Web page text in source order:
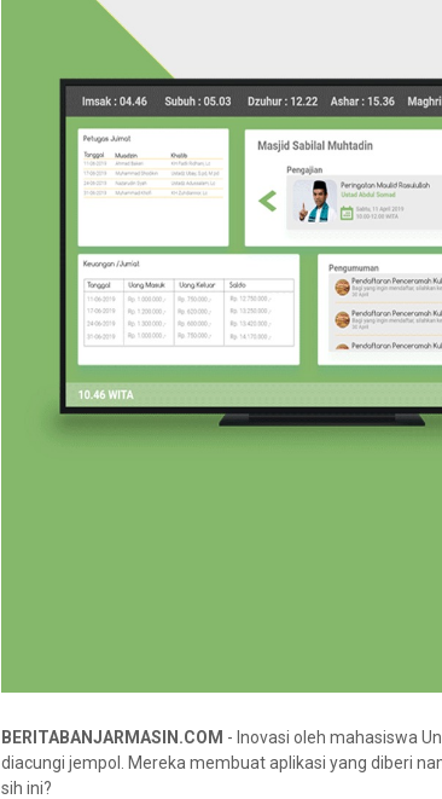
BERITABANJARMASIN.COM - Inovasi oleh mahasiswa
diacungi jempol. Mereka membuat aplikasi yang diberi
sih ini?